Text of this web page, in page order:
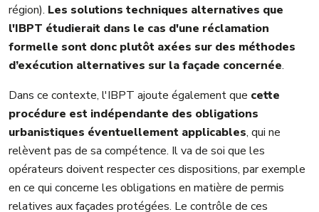
région). Les solutions techniques alternatives que
l'IBPT étudierait dans le cas d'une réclamation
formelle sont donc plutôt axées sur des méthodes
d’exécution alternatives sur la façade concernée.
Dans ce contexte, l'IBPT ajoute également que cette
procédure est indépendante des obligations
urbanistiques éventuellement applicables, qui ne
relèvent pas de sa compétence. Il va de soi que les
opérateurs doivent respecter ces dispositions, par exemple
en ce qui concerne les obligations en matière de permis
relatives aux façades protégées. Le contrôle de ces